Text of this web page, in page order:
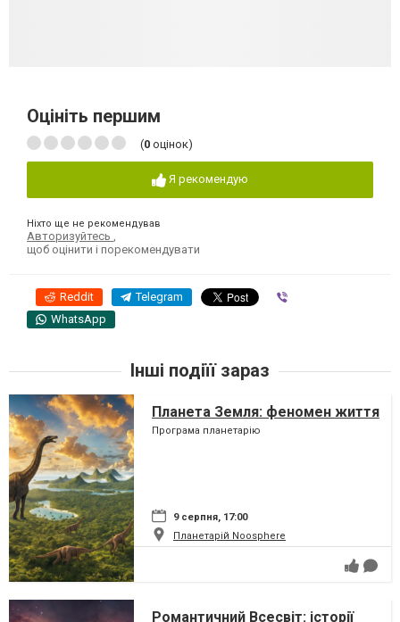
Оцініть першим
(0 оцінок)
Я рекомендую
Ніхто ще не рекомендував
Авторизуйтесь
щоб оцінити і порекомендувати
Reddit Telegram
WhatsApp
Інші подіїї зараз
Планета Земля: феномен життя
Програма планетарію
9 серпня, 17:00
Планетарій Noosphere
Романтичний Всесвіт: історії